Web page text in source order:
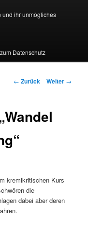
und ihr unmögliches
Datenschutz
Beitragsnavigation
← Zurück Weiter →
kremlkritischen Kurs
die
dabei aber deren